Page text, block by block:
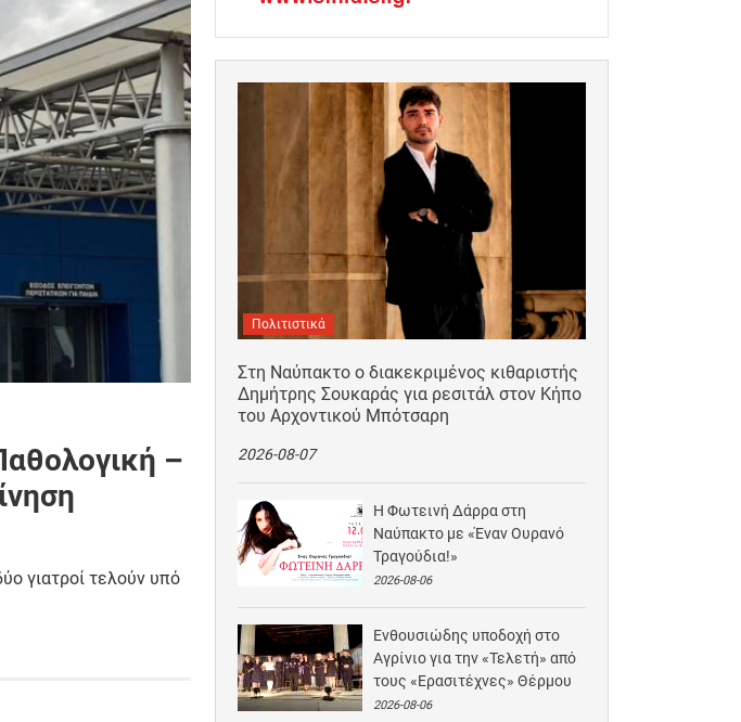
–
γιατροί τελούν υπό
Πολιτιστικά
Στη Ναύπακτο ο διακεκριμένος κιθαριστής
Δημήτρης Σουκαράς για ρεσιτάλ στον Κήπο
του Αρχοντικού Μπότσαρη
2026-08-07
Η Φωτεινή Δάρρα στη
Ναύπακτο με «Έναν Ουρανό
Τραγούδια!»
2026-08-06
Ενθουσιώδης υποδοχή στο
Αγρίνιο για την «Τελετή» από
τους «Ερασιτέχνες» Θέρμου
2026-08-06